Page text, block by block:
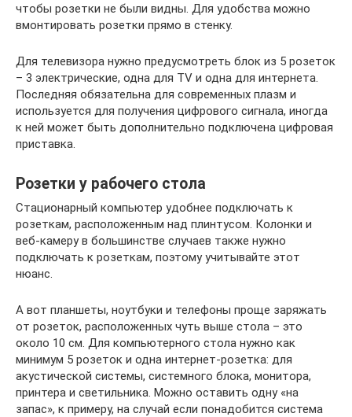
чтобы розетки не были видны. Для удобства можно
вмонтировать розетки прямо в стенку.
Для телевизора нужно предусмотреть блок из 5 розеток
– 3 электрические, одна для TV и одна для интернета.
Последняя обязательна для современных плазм и
используется для получения цифрового сигнала, иногда
к ней может быть дополнительно подключена цифровая
приставка.
Розетки у рабочего стола
Стационарный компьютер удобнее подключать к
розеткам, расположенным над плинтусом. Колонки и
веб-камеру в большинстве случаев также нужно
подключать к розеткам, поэтому учитывайте этот
нюанс.
А вот планшеты, ноутбуки и телефоны проще заряжать
от розеток, расположенных чуть выше стола – это
около 10 см. Для компьютерного стола нужно как
минимум 5 розеток и одна интернет-розетка: для
акустической системы, системного блока, монитора,
принтера и светильника. Можно оставить одну «на
запас», к примеру, на случай если понадобится система